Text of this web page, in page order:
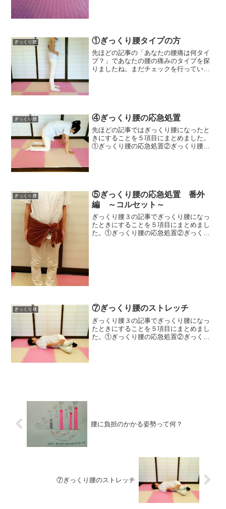
ぎっくり腰 ①ぎっくり腰タイプの方
先ほどの記事の「あなたの腰痛は何タイ
プ？」であなたの腰の痛みのタイプを探
りましたね。まだチェックを行っていな
ぎっくり腰 ④ぎっくり腰の応急処置
先ほどの記事ではぎっくり腰になったと
きにすることを５項目にまとめました。
①ぎっくり腰の応急処置②ぎっくり腰の
ぎっくり腰
⑤ぎっくり腰の応急処置 番外
編 ～コルセット～
ぎっくり腰３の記事でぎっくり腰になっ
たときにすることを５項目にまとめまし
た。①ぎっくり腰の応急処置②ぎっくり
ぎっくり腰 ⑦ぎっくり腰のストレッチ
ぎっくり腰３の記事でぎっくり腰になっ
たときにすることを５項目にまとめまし
た。①ぎっくり腰の応急処置②ぎっくり
腰に負担のかかる姿勢って何？
⑦ぎっくり腰のストレッチ